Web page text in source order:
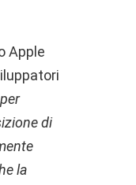
Apple
per
di
la